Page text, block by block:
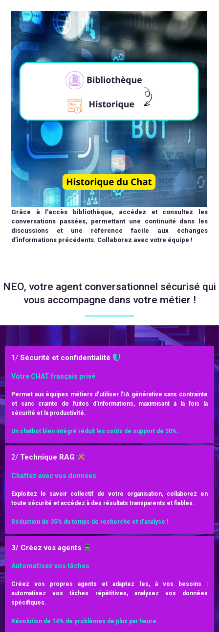
Grâce à l’accès bibliothèque,
accédez et consultez les
conversations passées, permettant une continuité dans les
discussions et une référence facile aux échanges
d’informations précédents. Collaborez avec votre équipe !
NEO, votre agent conversationnel sécurisé qui
vous accompagne dans votre métier !
1/Sécurité et confidentialité
Votre CHAT français privé
Permet aux équipes métiers d’utiliser l’IA générative sans contrainte
et sans crainte de fuites d’informations, maximisant à la fois la
sécurité et la productivité.
Un chatbot bien intégré réduit les coûts de support de 30%.
2/ Technique RAG
Chattez avec vos données
Exploitez le savoir collectif de votre organisation, collaborez en
toute sécurité et accédez à des résultats transparents et fiables.
Réduction de 35% du temps de recherche et d’analyse !
3/ Créez vos agents
Automatisez vos tâches
Créez vos propres agents et adaptez les, à vos besoins :
automatisez vos tâches répétitives, analysez vos données
spécifiques.
Résolution de 14% de problèmes de plus par heure.